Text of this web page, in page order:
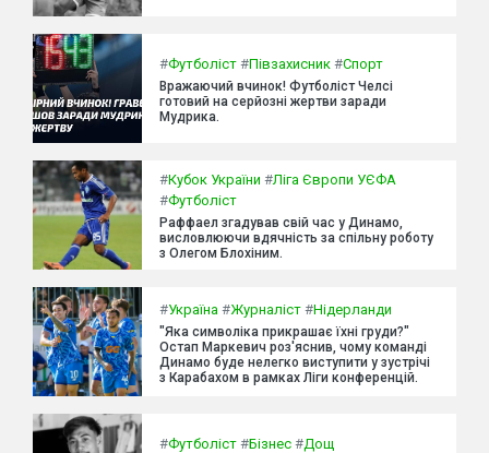
#Футболіст #Півзахисник #Спорт
Вражаючий вчинок! Футболіст Челсі
готовий на серйозні жертви заради
Мудрика.
#Кубок України #Ліга Європи УЄФА
#Футболіст
Раффаел згадував свій час у Динамо,
висловлюючи вдячність за спільну роботу
з Олегом Блохіним.
#Україна #Журналіст #Нідерланди
"Яка символіка прикрашає їхні груди?"
Остап Маркевич роз'яснив, чому команді
Динамо буде нелегко виступити у зустрічі
з Карабахом в рамках Ліги конференцій.
#Футболіст #Бізнес #Дощ